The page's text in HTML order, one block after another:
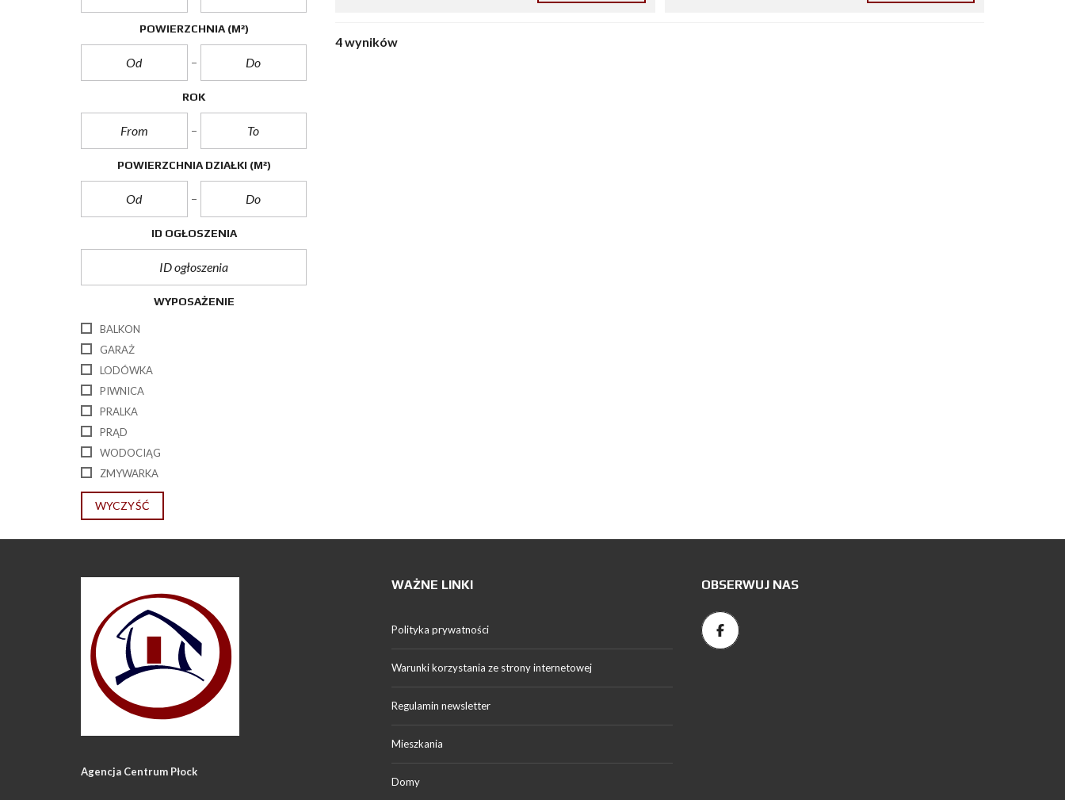
POWIERZCHNIA (M²)
ROK
POWIERZCHNIA DZIAŁKI (M²)
ID OGŁOSZENIA
WYPOSAŻENIE
BALKON
GARAŻ
LODÓWKA
PIWNICA
PRALKA
PRĄD
WODOCIĄG
ZMYWARKA
WYCZYŚĆ
4 wyników
Agencja Centrum Płock
WAŻNE LINKI
Polityka prywatności
Warunki korzystania ze strony internetowej
Regulamin newsletter
Mieszkania
Domy
OBSERWUJ NAS